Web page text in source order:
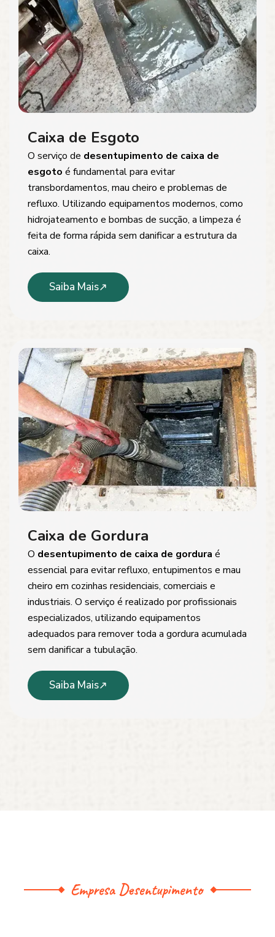
Caixa de Esgoto
O serviço de desentupimento de caixa de
esgoto é fundamental para evitar
transbordamentos, mau cheiro e problemas de
refluxo. Utilizando equipamentos modernos, como
hidrojateamento e bombas de sucção, a limpeza é
feita de forma rápida sem danificar a estrutura da
caixa.
Saiba Mais
Caixa de Gordura
O desentupimento de caixa de gordura é
essencial para evitar refluxo, entupimentos e mau
cheiro em cozinhas residenciais, comerciais e
industriais. O serviço é realizado por profissionais
especializados, utilizando equipamentos
adequados para remover toda a gordura acumulada
sem danificar a tubulação.
Saiba Mais
Empresa Desentupimento